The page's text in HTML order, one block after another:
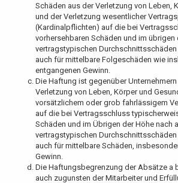
Schäden aus der Verletzung von Leben,
und der Verletzung wesentlicher
(Kardinalpflichten) auf die bei
vorhersehbaren Schäden und im
vertragstypischen
auch für mittelbare Folgeschäden wie
entgangenen Gewinn.
Die Haftung ist gegenüber
Verletzung von Leben, Körper und
vorsätzlichem oder grob fahrlässigem
auf die bei Vertragsschluss
Schäden und im Übrigen der Höhe nach
vertragstypischen
auch für mittelbare Schäden,
Gewinn.
Die Haftungsbegrenzung der Absätze a
auch zugunsten der Mitarbeiter und